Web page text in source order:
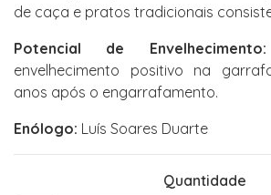
de caça e pratos tradicionais
Potencial de Envelhecimento:
envelhecimento positivo na
anos após o engarrafamento.
Enólogo: Luís Soares Duarte
Quantidade